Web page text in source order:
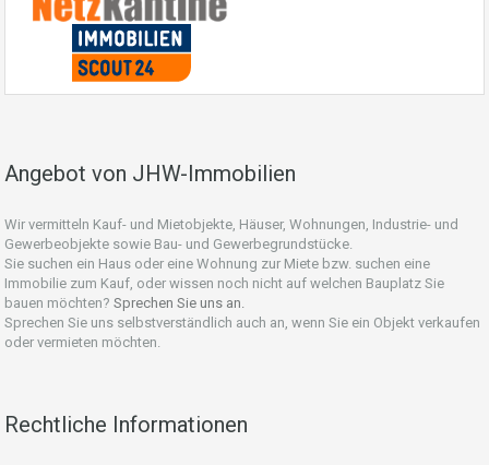
Angebot von JHW-Immobilien
Wir vermitteln Kauf- und Mietobjekte, Häuser, Wohnungen, Industrie- und
Gewerbeobjekte sowie Bau- und Gewerbegrundstücke.
Sie suchen ein Haus oder eine Wohnung zur Miete bzw. suchen eine
Immobilie zum Kauf, oder wissen noch nicht auf welchen Bauplatz Sie
bauen möchten? Sprechen Sie uns an.
Sprechen Sie uns selbstverständlich auch an, wenn Sie ein Objekt verkaufen
oder vermieten möchten.
Rechtliche Informationen